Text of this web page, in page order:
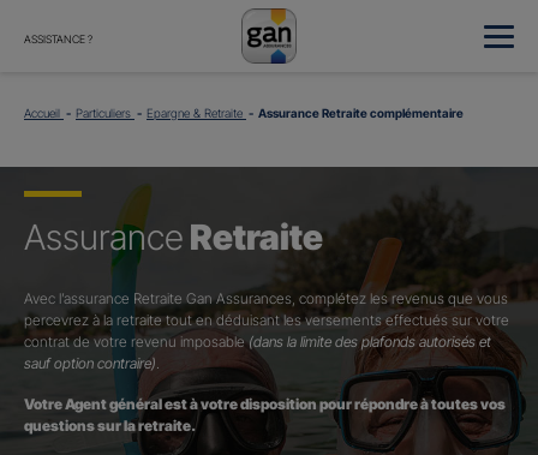
ASSISTANCE ?
Accueil Particuliers Epargne & Retraite Assurance Retraite complémentaire
Assurance Retraite
Avec l’assurance Retraite Gan Assurances, complétez les revenus que vous
percevrez à la retraite tout en déduisant les versements effectués sur votre
contrat de votre revenu imposable (dans la limite des plafonds autorisés et
sauf option contraire).
Votre Agent général est à votre disposition pour répondre à toutes vos
questions sur la retraite.